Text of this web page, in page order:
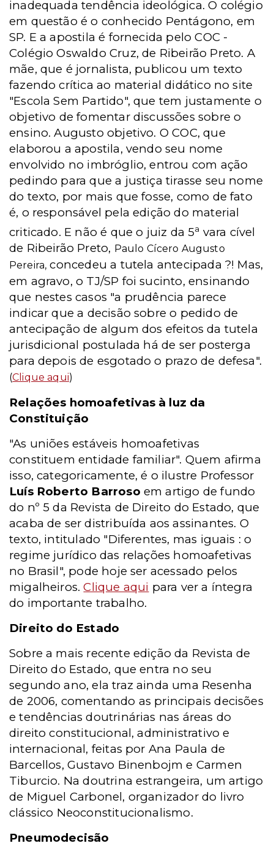
inadequada tendência ideológica. O colégio
em questão é o conhecido Pentágono, em
SP. E a apostila é fornecida pelo COC -
Colégio Oswaldo Cruz, de Ribeirão Preto. A
mãe, que é jornalista, publicou um texto
fazendo crítica ao material didático no site
"Escola Sem Partido", que tem justamente o
objetivo de fomentar discussões sobre o
ensino. Augusto objetivo. O COC, que
elaborou a apostila, vendo seu nome
envolvido no imbróglio, entrou com ação
pedindo para que a justiça tirasse seu nome
do texto, por mais que fosse, como de fato
é, o responsável pela edição do material
criticado. E não é que o juiz da 5a vara cível
de Ribeirão Preto, Paulo Cícero Augusto
Pereira, concedeu a tutela antecipada ?! Mas,
em agravo, o TJ/SP foi sucinto, ensinando
que nestes casos "a prudência parece
indicar que a decisão sobre o pedido de
antecipação de algum dos efeitos da tutela
jurisdicional postulada há de ser posterga
para depois de esgotado o prazo de defesa".
(Clique aqui)
Relações homoafetivas à luz da
Constituição
"As uniões estáveis homoafetivas
constituem entidade familiar". Quem afirma
isso, categoricamente, é o ilustre Professor
Luís Roberto Barroso em artigo de fundo
do nº 5 da Revista de Direito do Estado, que
acaba de ser distribuída aos assinantes. O
texto, intitulado "Diferentes, mas iguais : o
regime jurídico das relações homoafetivas
no Brasil", pode hoje ser acessado pelos
migalheiros.Clique aqui para ver a íntegra
do importante trabalho.
Direito do Estado
Sobre a mais recente edição da Revista de
Direito do Estado, que entra no seu
segundo ano, ela traz ainda uma Resenha
de 2006, comentando as principais decisões
e tendências doutrinárias nas áreas do
direito constitucional, administrativo e
internacional, feitas por Ana Paula de
Barcellos, Gustavo Binenbojm e Carmen
Tiburcio. Na doutrina estrangeira, um artigo
de Miguel Carbonel, organizador do livro
clássico Neoconstitucionalismo.
Pneumodecisão